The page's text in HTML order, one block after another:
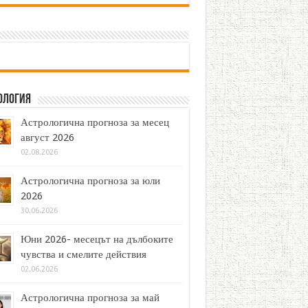
Астрологична прогноза за месец
август 2026
02.08.2026
Астрологична прогноза за юли
2026
30.06.2026
Юни 2026- месецът на дълбоките
чувства и смелите действия
02.06.2026
Астрологична прогноза за май